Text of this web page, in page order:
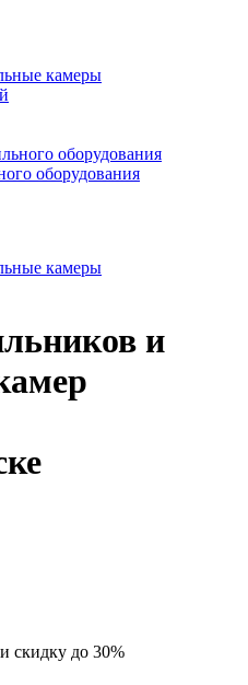
камеры
оборудования
оборудования
камеры
и
скидку до 30%